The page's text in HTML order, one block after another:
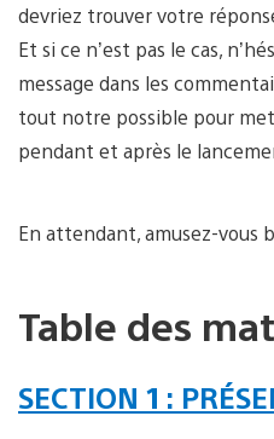
devriez trouver votre
Et si ce n’est pas le cas,
message dans les
tout notre possible pour
pendant et après le
En attendant, amusez-vous
Table des
SECTION 1 :